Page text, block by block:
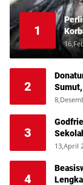
1
Deli
2
3
13,April
4